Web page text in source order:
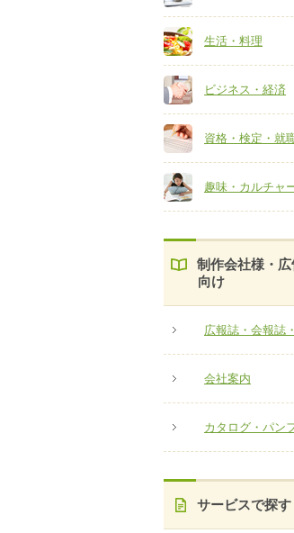
生活・料理
ビジネス・経済
資格・検定・就
趣味・カルチャ
制作会社様・
向け
広報誌・会報誌
会社案内
カタログ・パン
サービスで探す